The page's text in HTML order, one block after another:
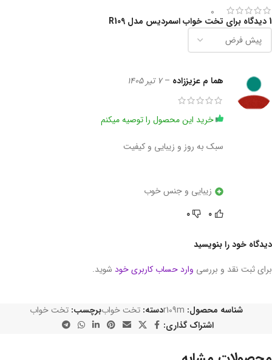
0
1 دیدگاه برای تخت خواب اسمردیس مدل R109
هما م عزیززاده – 7 تیر 1405
خرید این محصول را توصیه میکنم
سبک به روز و زیبایی و کیفیت
زیبایی و جنس خوب
0
0
دیدگاه خود را بنویسید
برای ثبت نقد و بررسی وارد حساب کاربری خود شوید.
شناسه محصول: r109mدسته: تخت خواببرچسب: تخت خواب
اشتراک گذاری: